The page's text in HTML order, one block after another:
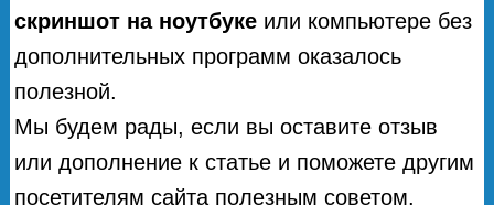
скриншот на ноутбуке или компьютере без
дополнительных программ оказалось
полезной.
Мы будем рады, если вы оставите отзыв
или дополнение к статье и поможете другим
посетителям сайта полезным советом.